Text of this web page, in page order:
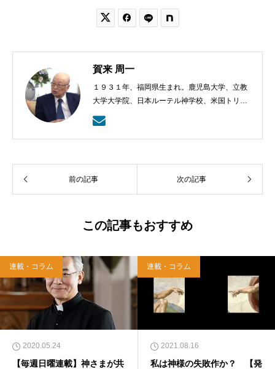
 
賀来 周一
１９３１年、福岡県生まれ。鹿児島大学、立教
大学大学院、日本ルーテル神学校、米国トリニ
ティー・ルーテル神学校卒業。日本福音ルーテ
ル教会牧師として、京都賀茂川、東京、札幌、
武蔵野教会を牧会。その後、ルーテル学院大学
前の記事
次の記事
この記事もおすすめ
連載・コラム
2020.05.24
【毎週日曜連載】神さまが共
連載・コラム
2021.08.16
私は神様の失敗作か？ 【発